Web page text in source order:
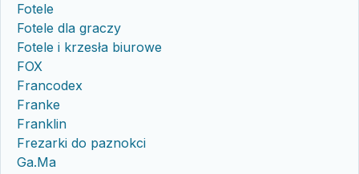
Fotele
Fotele dla graczy
Fotele i krzesła biurowe
FOX
Francodex
Franke
Franklin
Frezarki do paznokci
Ga.Ma